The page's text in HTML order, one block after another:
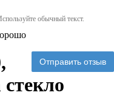
обычный текст.
Отправить отзыв